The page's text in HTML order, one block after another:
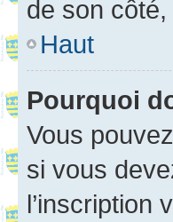
de son côté,
Haut
Pourquoi
Vous
si vous
l’inscription